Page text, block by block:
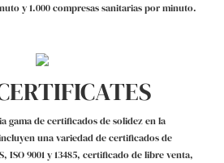
y1.000compresas sanitariaspor minuto.
gama de certificados de solidez en la
una variedad de certificados de
ISO 9001 y 13485, certificado de libre venta,